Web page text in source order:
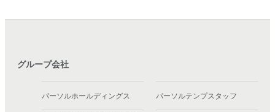
グループ会社
パーソルホールディングス パーソルテンプスタッフ